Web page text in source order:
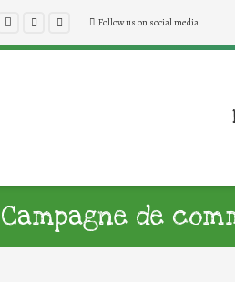
Follow us on social media
Campagne de